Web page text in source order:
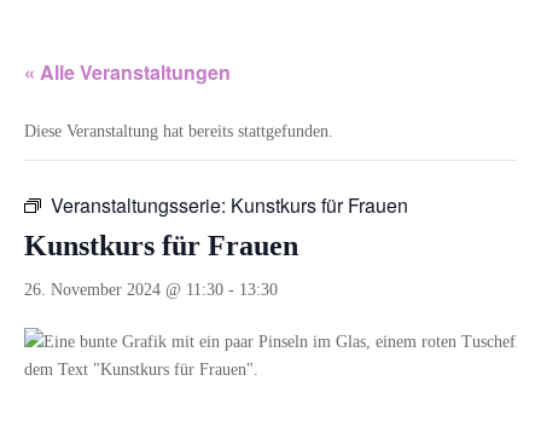
« Alle Veranstaltungen
Diese Veranstaltung hat bereits stattgefunden.
Veranstaltungsserie: Kunstkurs für Frauen
Kunstkurs für Frauen
26. November 2024 @ 11:30 - 13:30